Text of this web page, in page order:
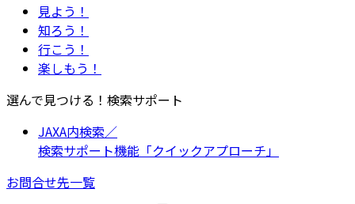
見よう！
知ろう！
行こう！
楽しもう！
選んで見つける！検索サポート
JAXA内検索／
検索サポート機能「クイックアプローチ」
お問合せ先一覧